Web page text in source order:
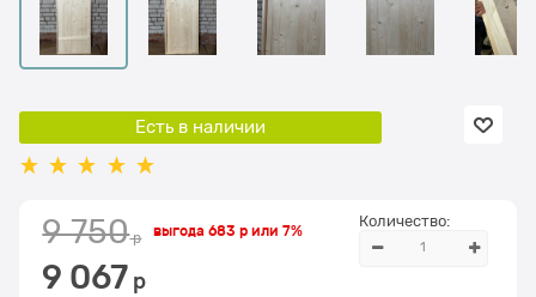
Есть в наличии
9 750 р
9 067 р
выгода 683 рили 7%
Количество: